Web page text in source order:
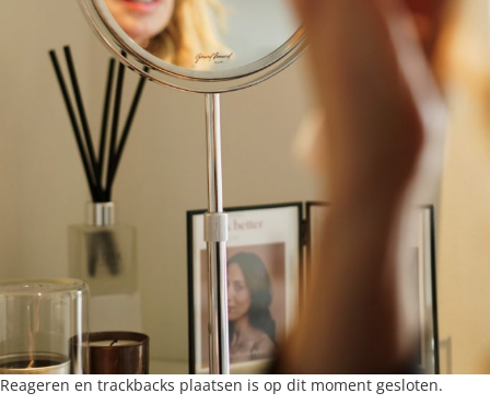
Reageren en trackbacks plaatsen is op dit moment gesloten.